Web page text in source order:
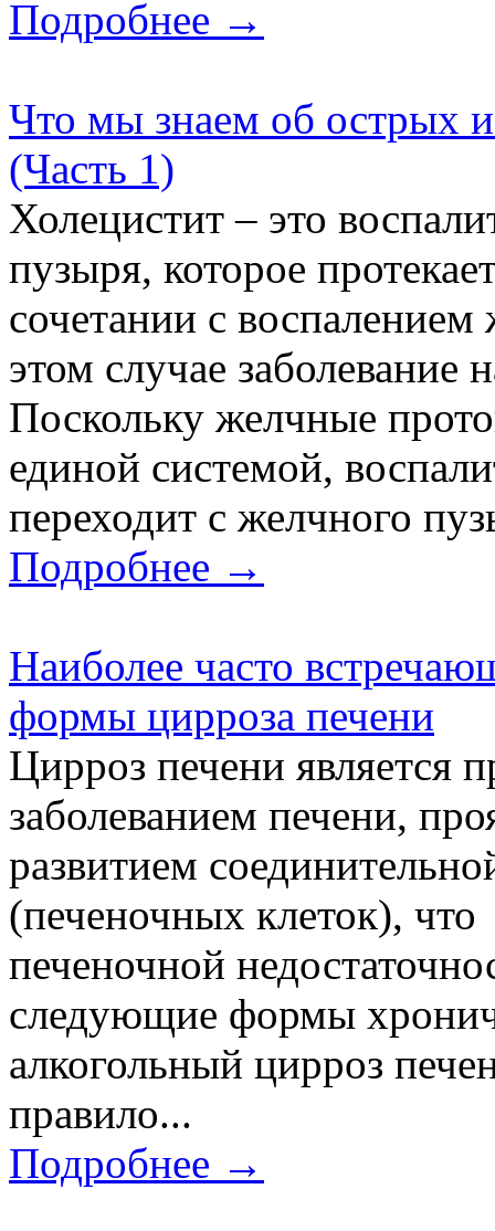
Подробнее →
Что мы знаем об острых
(Часть 1)
Холецистит – это
пузыря, которое
сочетании с
этом случае заболевание
Поскольку желчные
единой системой,
переходит с желчного
Подробнее →
Наиболее часто
формы цирроза печени
Цирроз печени является
заболеванием печени,
развитием
(печеночных клеток),
печеночной
следующие формы
алкогольный цирроз
правило...
Подробнее →